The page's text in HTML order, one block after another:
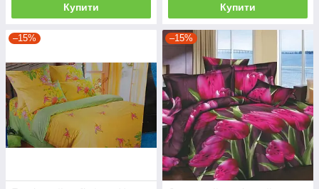
Купити Купити
–15% –15%